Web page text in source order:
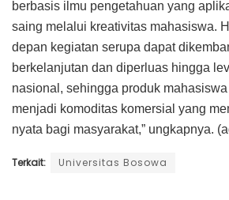
berbasis ilmu pengetahuan yang
saing melalui kreativitas mahasiswa.
depan kegiatan serupa dapat
berkelanjutan dan diperluas hingga
nasional, sehingga produk
menjadi komoditas komersial yang
nyata bagi masyarakat,” ungkapnya.
Terkait: Universitas Bosowa